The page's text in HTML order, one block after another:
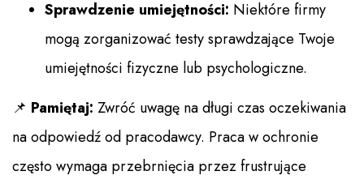
Sprawdzenie umiejętności: Niektóre firmy
mogą zorganizować testy sprawdzające Twoje
umiejętności fizyczne lub psychologiczne.
📌 Pamiętaj: Zwróć uwagę na długi czas oczekiwania
na odpowiedź od pracodawcy. Praca w ochronie
często wymaga przebrnięcia przez frustrujące